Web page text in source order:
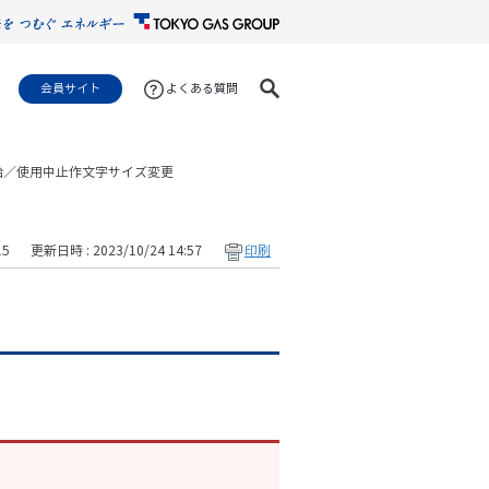
会員サイト よくある質問
文字サイズ変更
使用中止作
更新日時 : 2023/10/24 14:57 印刷